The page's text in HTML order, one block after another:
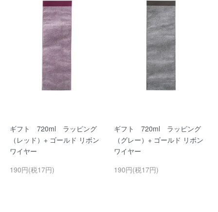
ギフト 720ml ラッピング
（レッド）+ ゴールド リボン
ワイヤー
190円(税17円)
ギフト 720ml ラッピング
（グレー）+ ゴールド リボン
ワイヤー
190円(税17円)